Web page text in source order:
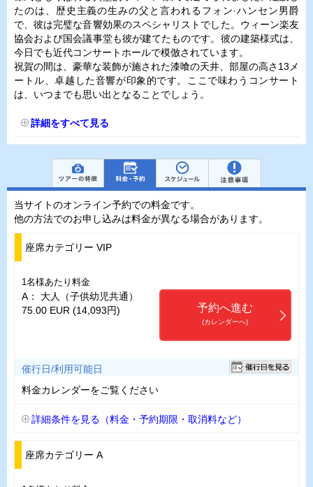
たのは、歴史主義の生みの父と言われるフォン·ハンセン男爵
で、彼は完璧な音響効果のスペシャリストでした。ウィーン楽友
協会および国会議事堂も彼が建てたものです。彼の建築様式は、
今日でも近代コンサートホールで模倣されています。
祝賀の間は、豪華な装飾が施された漆喰の天井、部屋の高さ13メ
ートル、卓越した音響が印象的です。ここで味わうコンサート
は、いつまでも思い出となることでしょう。
詳細をすべて見る
当サイトのオンライン予約での料金です。
他の方法でのお申し込みは料金が異なる場合があります。
座席カテゴリー VIP
1名様あたり料金
A： 大人（子供幼児共通）
75.00 EUR (14,093円)
予約へ進む
(カレンダーへ)
催行日/利用可能日
料金カレンダーをご覧ください
詳細条件を見る（料金・予約期限・取消料など）
座席カテゴリー A